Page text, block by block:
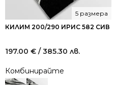
КИЛИМ 200/290 ИРИС 582 СИВ
5 размера
197.00 € / 385.30 лв.
Комбинирайте